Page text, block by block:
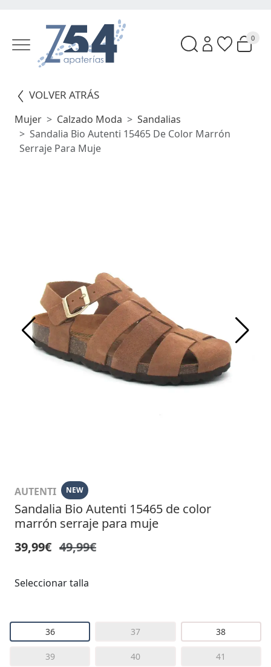
0
VOLVER ATRÁS
Mujer Calzado Moda
Sandalias
Sandalia Bio Autenti 15465 De Color Marrón
Serraje Para Muje
AUTENTI NEW
Sandalia Bio Autenti 15465 de color
marrón serraje para muje
39,99€ 49,99€
Seleccionar talla
36 37 38
39 40 41